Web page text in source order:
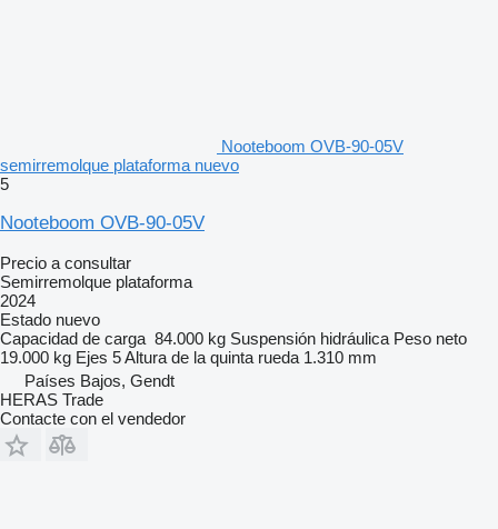
Nooteboom OVB-90-05V
semirremolque plataforma nuevo
5
Nooteboom OVB-90-05V
Precio a consultar
Semirremolque plataforma
2024
Estado nuevo
Capacidad de carga 84.000 kg Suspensión hidráulica Peso neto
19.000 kg Ejes 5Altura de la quinta rueda 1.310 mm
Países Bajos, Gendt
HERAS Trade
Contacte con el vendedor